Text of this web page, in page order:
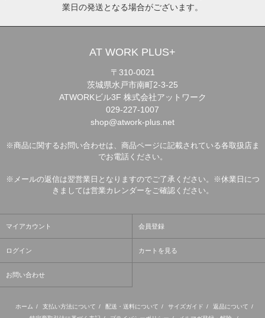
業日の発送となる場合がございます。
AT WORK PLUS+
〒310-0021
茨城県水戸市南町2-3-25
ATWORKビル3F 株式会社アットワーク
029-227-1007
shop@atwork-plus.net
※商品に関するお問い合わせは、商品ページに記載されている各取扱店ま
でお電話ください。
※メールの返信は翌営業日となりますのでご了承ください。※休業日につ
きましては営業カレンダーをご確認ください。
マイアカウント 会員登録
ログイン カートを見る
お問い合わせ
ホーム / 支払い方法について / 配送・送料について / サイズガイド / 返品について /